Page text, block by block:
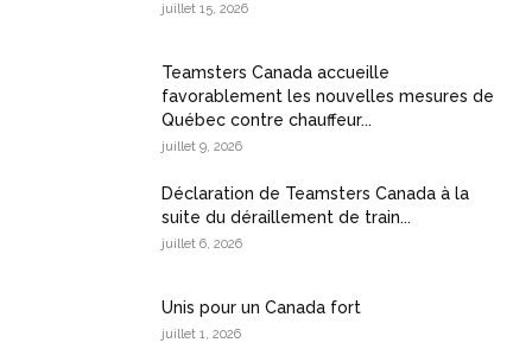
juillet 15, 2026
Teamsters Canada accueille
favorablement les nouvelles mesures de
Québec contre chauffeur...
juillet 9, 2026
Déclaration de Teamsters Canada à la
suite du déraillement de train...
juillet 6, 2026
Unis pour un Canada fort
juillet 1, 2026